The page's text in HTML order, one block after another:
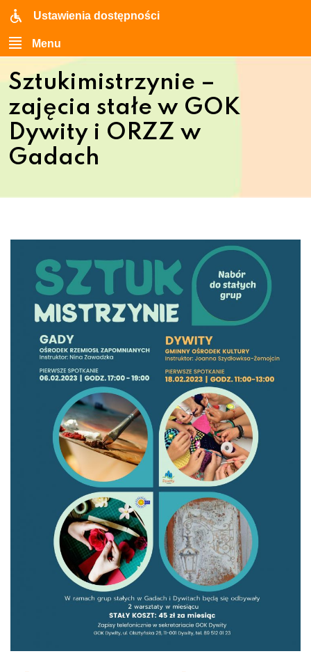
Ustawienia dostępności
Menu
Sztukimistrzynie –
zajęcia stałe w GOK
Dywity i ORZZ w
Gadach